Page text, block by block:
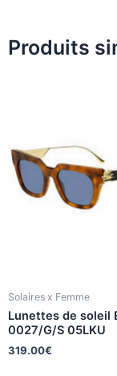
Produits
Solaires x Femme
Lunettes de soleil
0027/G/S 05LKU
319.00€